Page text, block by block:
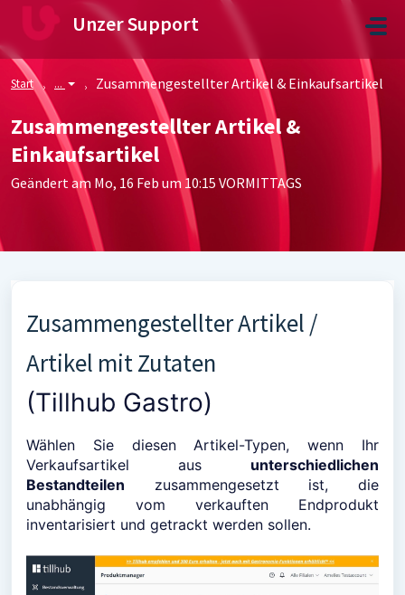
Zum hauptsächlichen Inhalt gehen
Unzer Support
Start ... Zusammengestellter Artikel & Einkaufsartikel
Zusammengestellter Artikel &
Einkaufsartikel
Geändert am Mo, 16 Feb um 10:15 VORMITTAGS
Zusammengestellter Artikel /
Artikel mit Zutaten
(Tillhub Gastro)
Wählen Sie diesen Artikel-Typen, wenn Ihr
Verkaufsartikel aus unterschiedlichen
Bestandteilen zusammengesetzt ist, die
unabhängig vom verkauften Endprodukt
inventarisiert und getrackt werden sollen.